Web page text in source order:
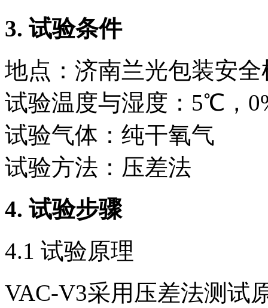
3. 试验条件
地点：济南兰光包装安
试验温度与湿度：5℃，
试验气体：纯干氧气
试验方法：压差法
4. 试验步骤
4.1 试验原理
VAC-V3采用压差法测试